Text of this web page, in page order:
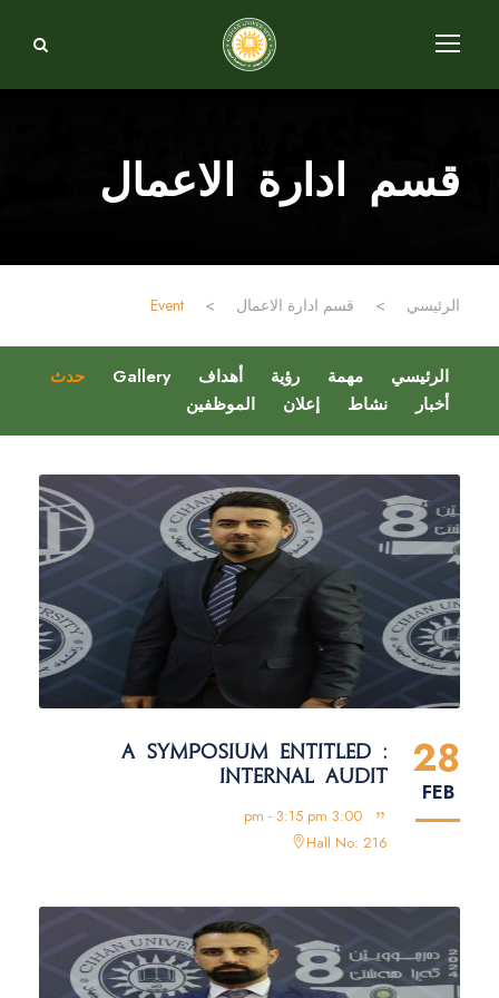
قسم ادارة الاعمال
الرئيسي > قسم ادارة الاعمال >
Event
الرئيسي مهمة رؤية أهداف Gallery
حدث
أخبار
نشاط إعلان الموظفين
28
FEB
A SYMPOSIUM ENTITLED :
INTERNAL AUDIT
3:00 pm - 3:15 pm
Hall No: 216